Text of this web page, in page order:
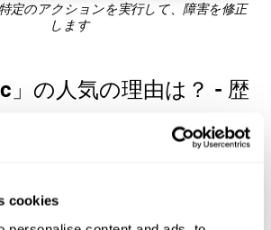
cookies
定のアクションを実行して、障害を修正
します
」の人気の理由は？ - 歴
反応時間と手と目の協調ゲームは、ユーザ
標を設定するのに役立ち、それらを刺激